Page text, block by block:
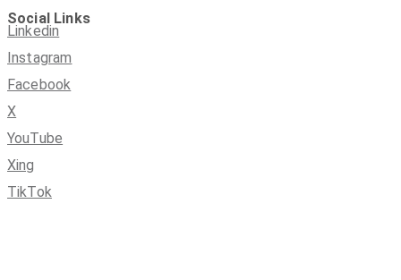
Social Links
Linkedin
Instagram
Facebook
X
YouTube
Xing
TikTok